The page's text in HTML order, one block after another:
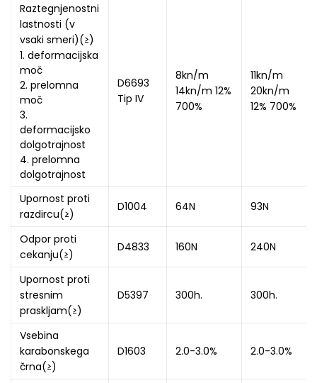
Raztegnjenostni
lastnosti (v
vsaki smeri)(≥)
1. deformacijska
moč
2. prelomna
moč
3.
deformacijsko
dolgotrajnost
4. prelomna
dolgotrajnost
D6693
Tip IV
8kn/m
14kn/m 12%
700%
11kn/m
20kn/m
12% 700%
Upornost proti
razdircu(≥)
D1004 64N 93N
Odpor proti
cekanju(≥)
D4833 160N 240N
Upornost proti
stresnim
praskljam(≥)
D5397 300h. 300h.
Vsebina
karabonskega
črna(≥)
D1603 2.0-3.0% 2.0-3.0%